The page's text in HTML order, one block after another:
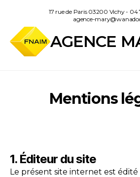
17 rue de Paris 03200 Vichy - 04
agence-
AGENCE
Mentions
1. Éditeur du site
Le présent site internet est édité